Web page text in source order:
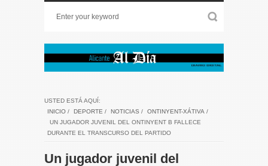
USTED ESTÁ AQUÍ:
INICIO / DEPORTE / NOTICIAS / ONTINYENT-XÁTIVA /
UN JUGADOR JUVENIL DEL ONTINYENT B FALLECE
DURANTE EL TRANSCURSO DEL PARTIDO
Un jugador juvenil del